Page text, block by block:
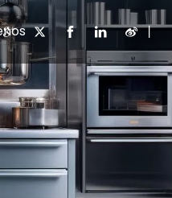
chino
Negocios e IndustriaDescargar
del desarrollo
丨